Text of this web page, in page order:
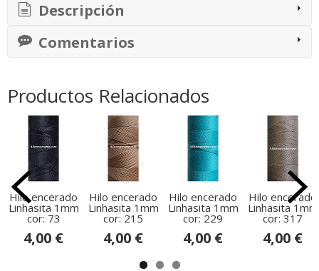
Descripción
Comentarios
Productos Relacionados
Hilo encerado
Linhasita 1mm
cor: 73
4,00 €
Hilo encerado
Linhasita 1mm
cor: 215
4,00 €
Hilo encerado
Linhasita 1mm
cor: 229
4,00 €
Hilo encerado
Linhasita 1mm
cor: 317
4,00 €